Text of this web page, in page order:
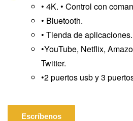
• 4K. • Control con
• Bluetooth.
• Tienda de aplicaciones.
•YouTube, Netflix,
Twitter.
•2 puertos usb y 3
Escríbenos